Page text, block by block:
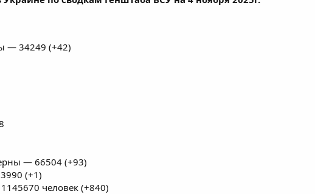
— 34249 (+42)
— 66504 (+93)
(+1)
человек (+840)